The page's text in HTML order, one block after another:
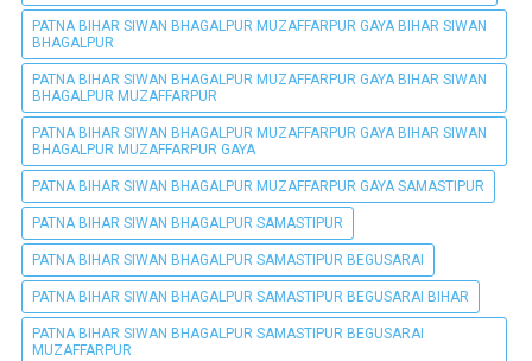
PATNA BIHAR SIWAN BHAGALPUR MUZAFFARPUR GAYA BIHAR SIWAN
BHAGALPUR
PATNA BIHAR SIWAN BHAGALPUR MUZAFFARPUR GAYA BIHAR SIWAN
BHAGALPUR MUZAFFARPUR
PATNA BIHAR SIWAN BHAGALPUR MUZAFFARPUR GAYA BIHAR SIWAN
BHAGALPUR MUZAFFARPUR GAYA
PATNA BIHAR SIWAN BHAGALPUR MUZAFFARPUR GAYA SAMASTIPUR
PATNA BIHAR SIWAN BHAGALPUR SAMASTIPUR
PATNA BIHAR SIWAN BHAGALPUR SAMASTIPUR BEGUSARAI
PATNA BIHAR SIWAN BHAGALPUR SAMASTIPUR BEGUSARAI BIHAR
PATNA BIHAR SIWAN BHAGALPUR SAMASTIPUR BEGUSARAI
MUZAFFARPUR